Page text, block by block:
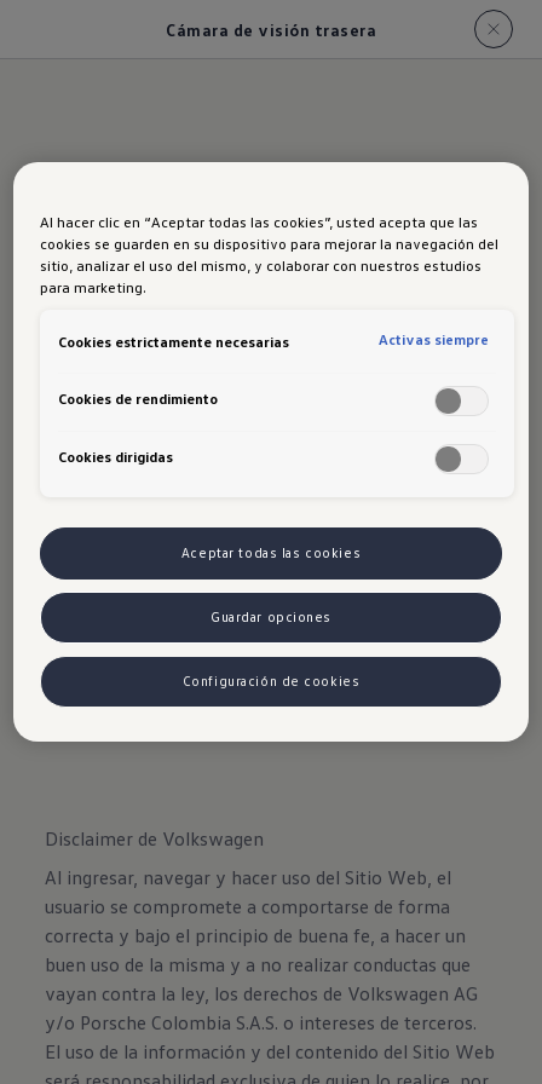
Cámara de visión trasera
trasera
pantalla les mostrará
qué hay
Disclaimer de Volkswagen
Al ingresar, navegar y hacer uso del Sitio Web, el
usuario se compromete a comportarse de forma
correcta y bajo el principio de buena fe, a hacer un
buen uso de la misma y a no realizar conductas que
vayan contra la ley, los derechos de Volkswagen AG
y/o Porsche Colombia S.A.S. o intereses de terceros.
El uso de la información y del contenido del Sitio Web
Al hacer clic en “Aceptar todas las cookies”, usted acepta que las
cookies se guarden en su dispositivo para mejorar la navegación del
sitio, analizar el uso del mismo, y colaborar con nuestros estudios
para marketing.
Cookies estrictamente necesarias Activas siempre
Cookies de rendimiento
Cookies dirigidas
Aceptar todas las cookies
Guardar opciones
Configuración de cookies